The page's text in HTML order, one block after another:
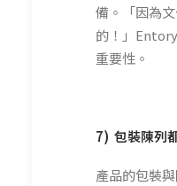
備。「因為
的！」
重要性。
7) 包裝陳列
產品的包裝